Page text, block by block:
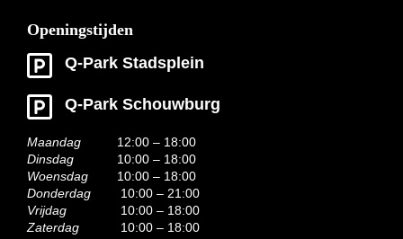
Openingstijden
Q-Park Stadsplein
Q-Park Schouwburg
Maandag
12:00 – 18:00
Dinsdag
10:00 – 18:00
Woensdag
10:00 – 18:00
Donderdag
10:00 – 21:00
Vrijdag
10:00 – 18:00
Zaterdag
10:00 – 18:00